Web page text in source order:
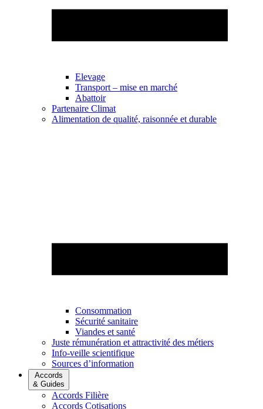
Elevage
Transport – mise en marché
Abattoir
Partenaire Climat
Alimentation de qualité, raisonnée et durable
Consommation
Sécurité sanitaire
Viandes et santé
Juste rémunération et attractivité des métiers
Info-veille scientifique
Sources d’information
Accords
& Guides
Accords Filière
Accords Cotisations